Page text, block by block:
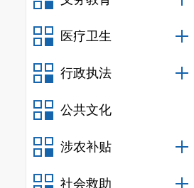
医疗卫生
行政执法
公共文化
涉农补贴
社会救助